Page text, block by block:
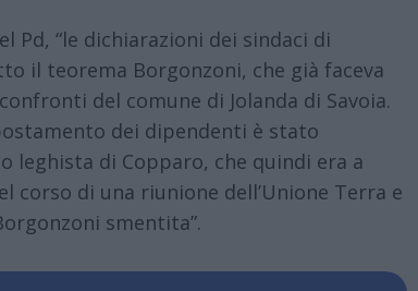
Pd, “le dichiarazioni dei sindaci di
il teorema Borgonzoni, che già faceva
del comune di Jolanda di Savoia.
dei dipendenti è stato
leghista di Copparo, che quindi era a
corso di una riunione dell’Unione Terra e
smentita”.